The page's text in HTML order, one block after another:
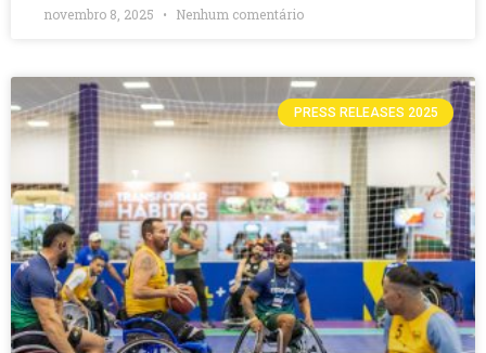
novembro 8, 2025 Nenhum comentário
PRESS RELEASES 2025